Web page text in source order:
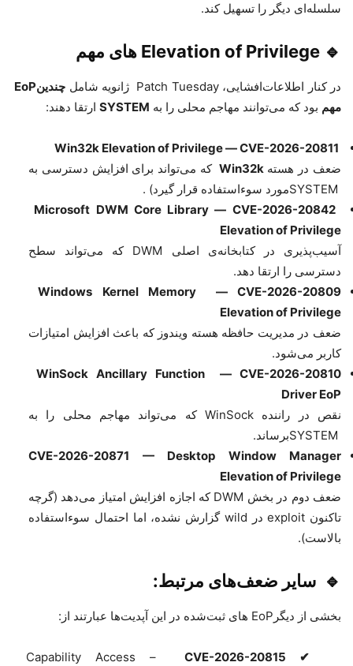
سلسله‌ای دیگر را تسهیل کند.
🔹
Elevation of Privilege های مهم
در کنار اطلاعات‌افشایی،Patch Tuesday ژانویه شامل چندینEoP
مهم بود که می‌توانند مهاجم محلی را به SYSTEM ارتقا دهند:
CVE-2026-20811
—
Win32k Elevation of Privilege
ضعف در هستهWin32k که می‌تواند برای افزایش دسترسی به
SYSTEMمورد سوءاستفاده قرار گیرد. (
CVE-2026-20842
—
Microsoft DWM Core Library
Elevation of Privilege
آسیب‌پذیری در کتابخانه‌ی اصلی DWMکه می‌تواند سطح
دسترسی را ارتقا دهد.
CVE-2026-20809
—
Windows Kernel Memory
Elevation of Privilege
ضعف در مدیریت حافظه هسته ویندوز که باعث افزایش امتیازات
کاربر می‌شود.
CVE-2026-20810
—
WinSock Ancillary Function
Driver EoP
نقص در راننده WinSockکه می‌تواند مهاجم محلی را به
SYSTEMبرساند.
CVE-2026-20871 — Desktop Window Manager
Elevation of Privilege
ضعف دوم در بخش DWMکه اجازه افزایش امتیاز می‌دهد (گرچه
تاکنون exploit در wildگزارش نشده، اما احتمال سوءاستفاده
بالاست).
🔹 سایر ضعف‌های مرتبط:
بخشی از دیگر EoP های ثبت‌شده در این آپدیت‌ها عبارتند از :
✔
CVE-2026-20815
–
Capability Access